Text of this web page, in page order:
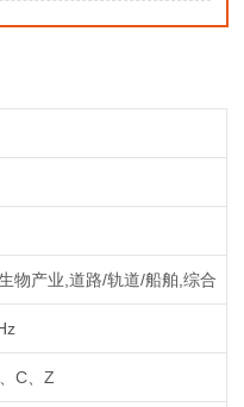
物产业,道路/轨道/船舶,综合
C、Z